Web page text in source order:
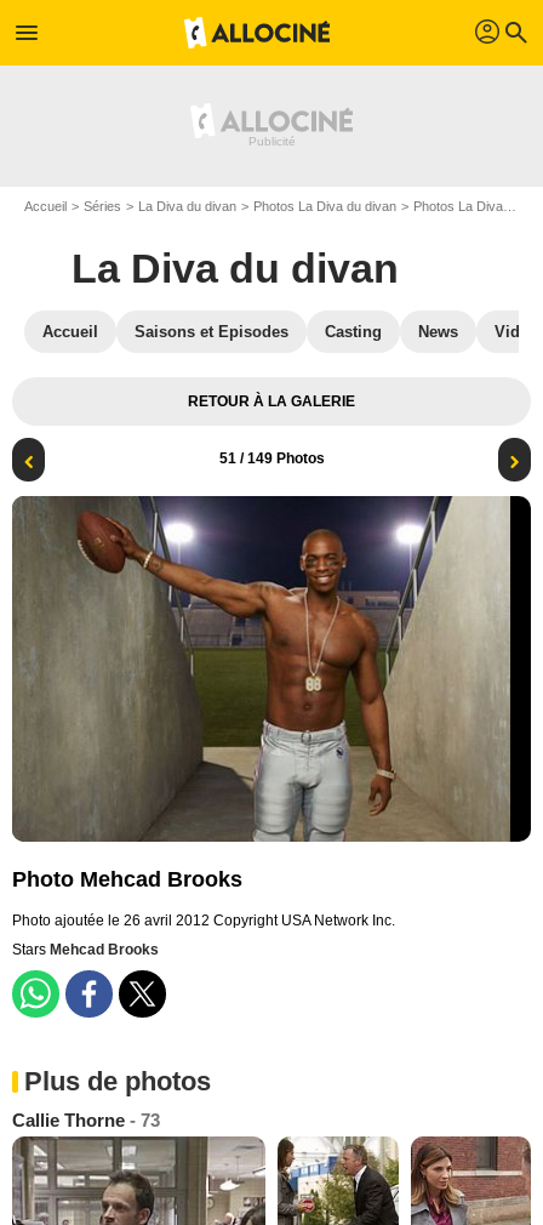
menu profil search
Accueil Séries La Diva du divan Photos La Diva du divan Photos La Diva du divan S02
La Diva du divan
Accueil Saisons et Episodes Casting News
RETOUR À LA GALERIE
51/ 149 Photos
Photo Mehcad Brooks
Photo ajoutée le 26 avril 2012 Copyright USA Network Inc.
Stars Mehcad Brooks
Plus de photos
Callie Thorne - 73